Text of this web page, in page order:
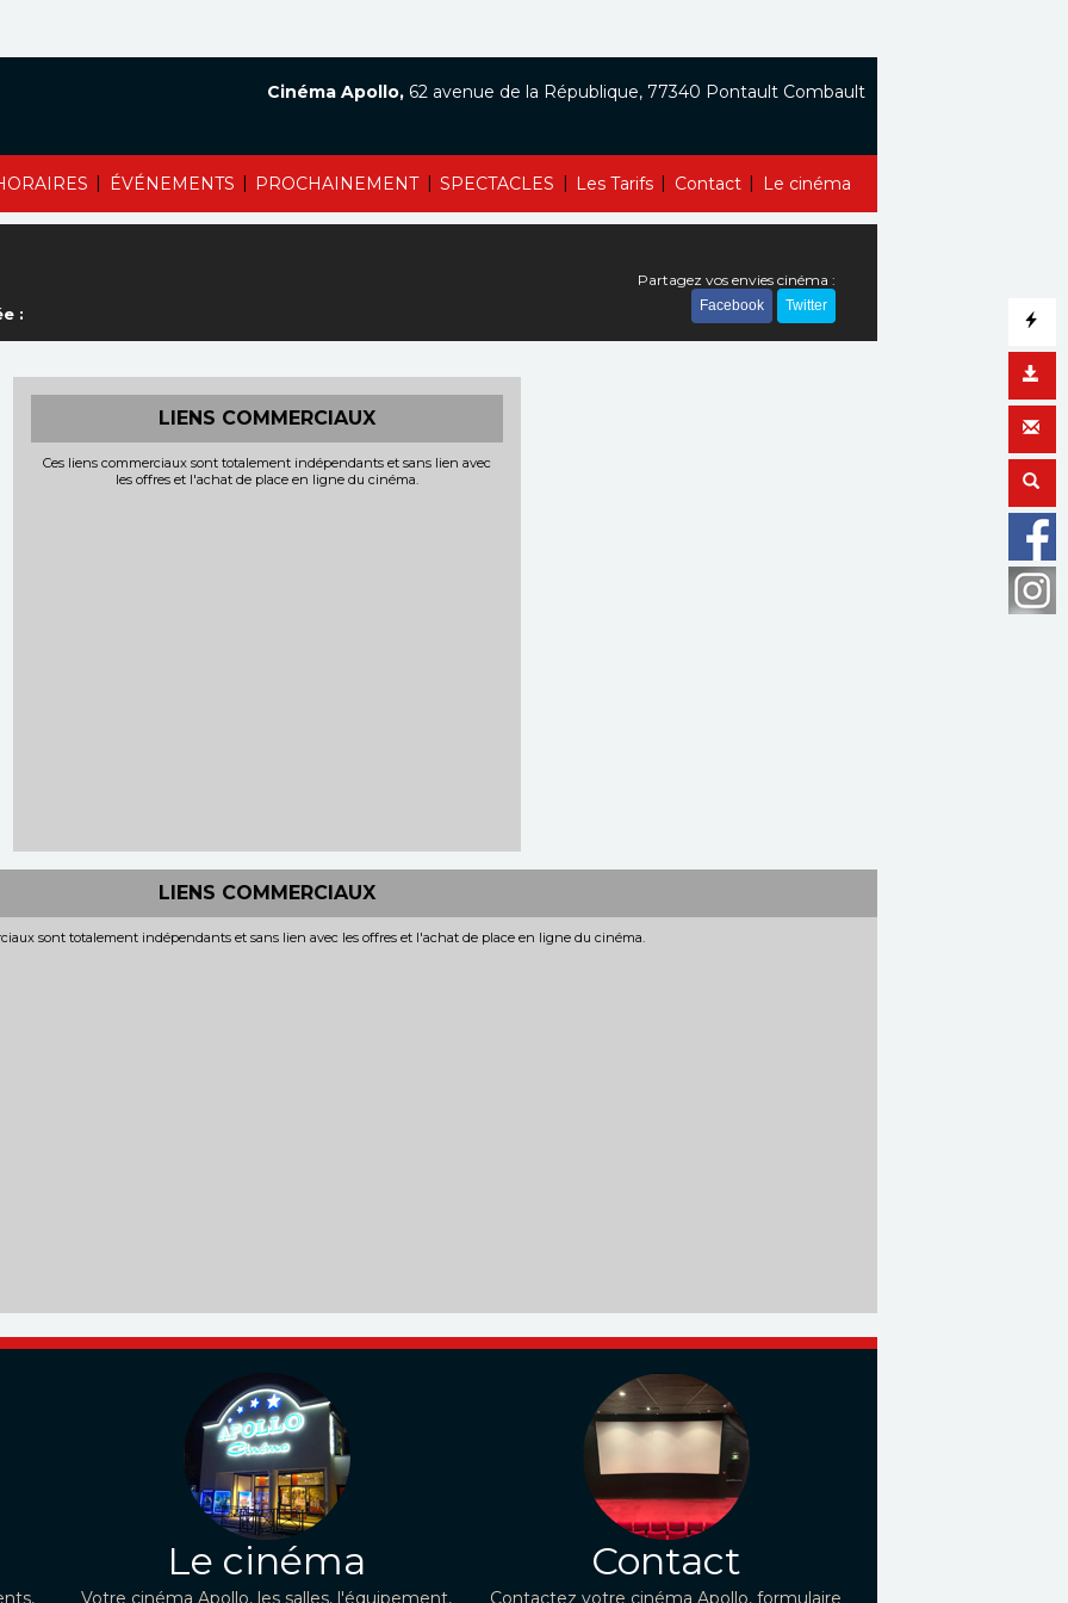
| ÉVÉNEMENTS | PROCHAINEMENT | SPECTACLES | Les Tarifs | Contact | Le cinéma
Cinéma Apollo, 62 avenue de la République, 77340 Pontault Combault
:
Partagez vos envies cinéma :
Facebook Twitter
LIENS COMMERCIAUX
Ces liens commerciaux sont totalement indépendants et sans lien avec
les offres et l'achat de place en ligne du cinéma.
LIENS COMMERCIAUX
sont totalement indépendants et sans lien avec les offres et l'achat de place en ligne du cinéma.
Le cinéma
Votre cinéma Apollo, les salles, l'équipement,
Contact
Contactez votre cinéma Apollo, formulaire